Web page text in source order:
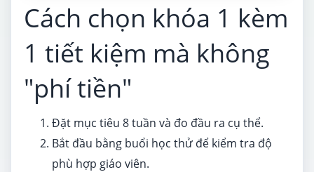
Cách chọn khóa 1 kèm
1 tiết kiệm mà không
"phí tiền"
Đặt mục tiêu 8 tuần và đo đầu ra cụ thể.
Bắt đầu bằng buổi học thử để kiểm tra độ
phù hợp giáo viên.